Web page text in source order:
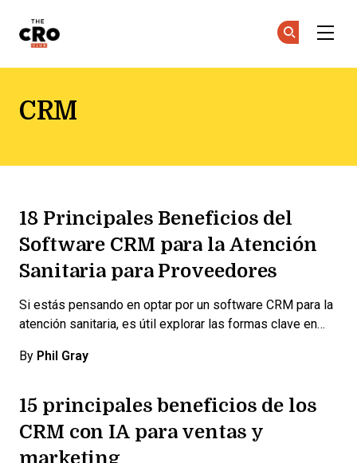
CRM
18 Principales Beneficios del
Software CRM para la Atención
Sanitaria para Proveedores
Si estás pensando en optar por un software CRM para la
atención sanitaria, es útil explorar las formas clave en…
By Phil Gray
15 principales beneficios de los
CRM con IA para ventas y
marketing